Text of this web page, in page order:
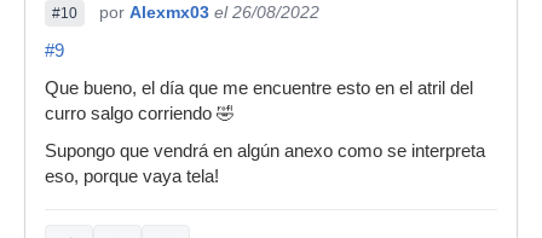
#10 por Alexmx03 el 26/08/2022
#9
Que bueno, el día que me encuentre esto en el atril del
curro salgo corriendo 🤣
Supongo que vendrá en algún anexo como se interpreta
eso, porque vaya tela!